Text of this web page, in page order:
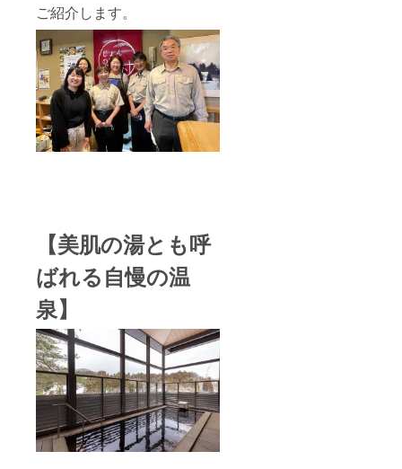
ご紹介します。
【美肌の湯とも呼
ばれる自慢の温
泉】